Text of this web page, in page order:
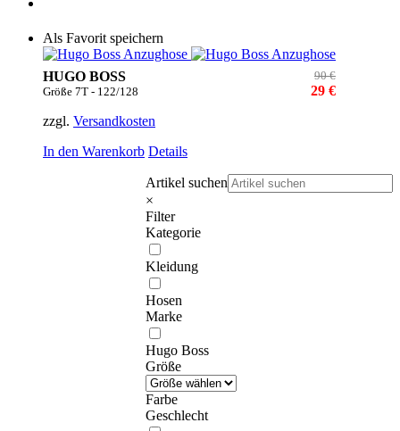
Als Favorit speichern
HUGO BOSS
Größe 7T - 122/128
90 €
29 €
zzgl. Versandkosten
In den Warenkorb Details
Artikel suchen
×
Filter
Kategorie
Kleidung
Hosen
Marke
Hugo Boss
Größe
Farbe
Geschlecht